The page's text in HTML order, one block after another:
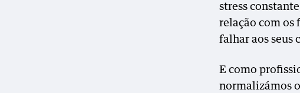
stress
relação com os
falhar aos seus
E como
normalizámos